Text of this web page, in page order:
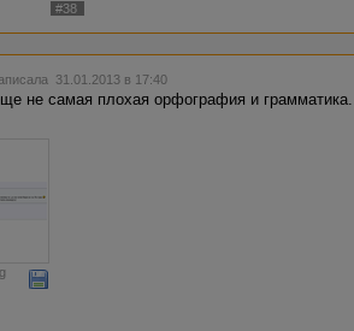
#38
31.01.2013 в 17:40
не самая плохая орфография и